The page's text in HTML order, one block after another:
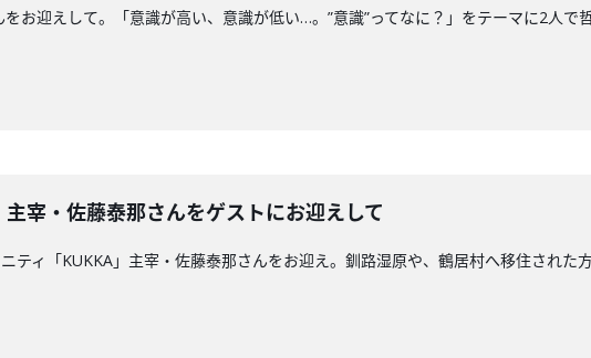
お迎えして。「意識が高い、意識が低い…。”意識”ってなに？」をテーマに2人で
宰・佐藤泰那さんをゲストにお迎えして
ティ「KUKKA」主宰・佐藤泰那さんをお迎え。釧路湿原や、鶴居村へ移住された